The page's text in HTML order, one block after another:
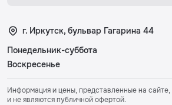
г. Иркутск, бульвар Гагарина 44
Понедельник-суббота
Воскресенье
Информация и цены, представленные на
и не являются публичной офертой.